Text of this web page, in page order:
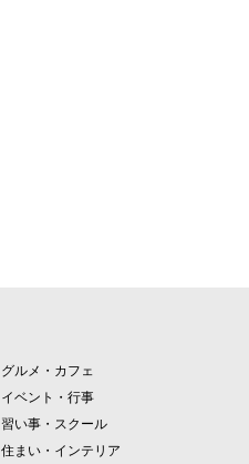
グルメ・カフェ
イベント・行事
習い事・スクール
住まい・インテリア